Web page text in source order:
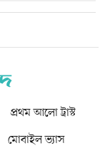
প্রথম আলো ট্রাস্ট
মোবাইল ভ্যাস